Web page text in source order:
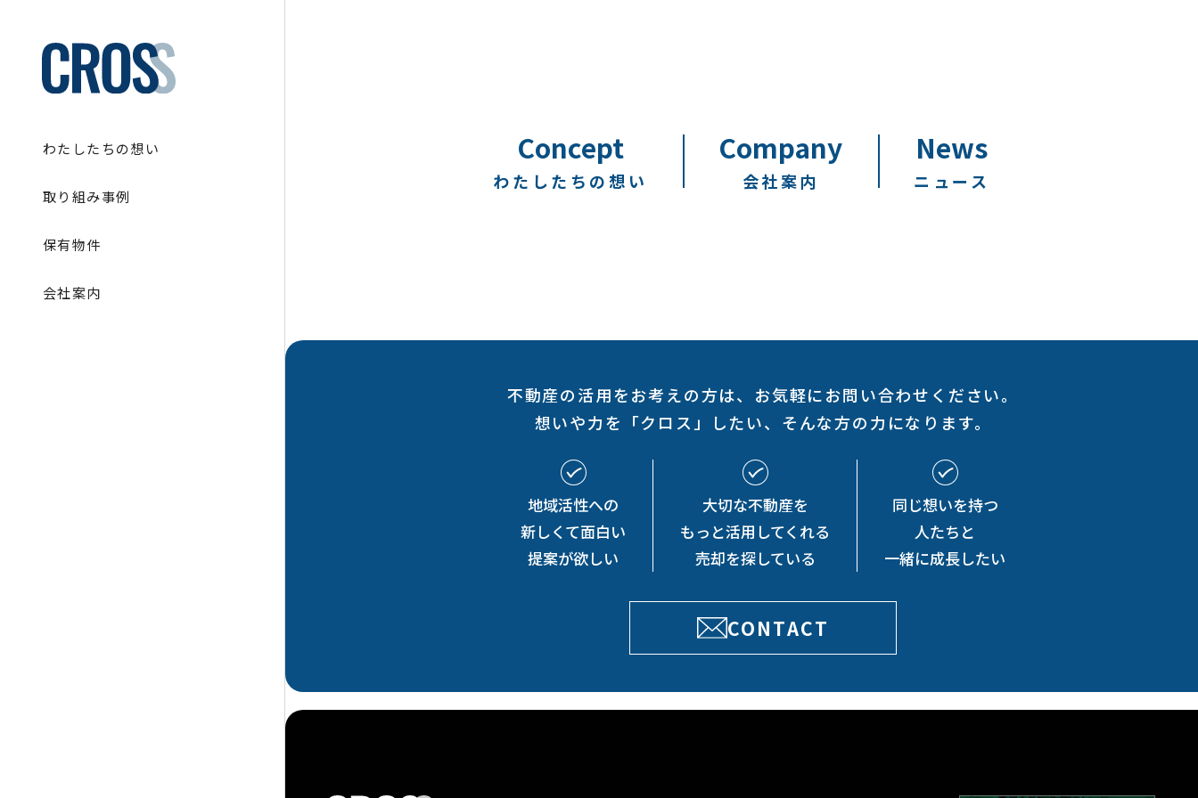
わたしたちの想い
取り組み事例
保有物件
会社案内
Concept
わたしたちの想い
Company
会社案内
News
ニュース
不動産の活用をお考えの方は、 お気軽にお問い合わせください。
想いや力を「クロス」したい、 そんな方の力になります。
地域活性への
新しくて面白い
提案が欲しい
大切な不動産を
もっと活用してくれる
売却を探している
同じ想いを持つ
人たちと
一緒に成長したい
CONTACT